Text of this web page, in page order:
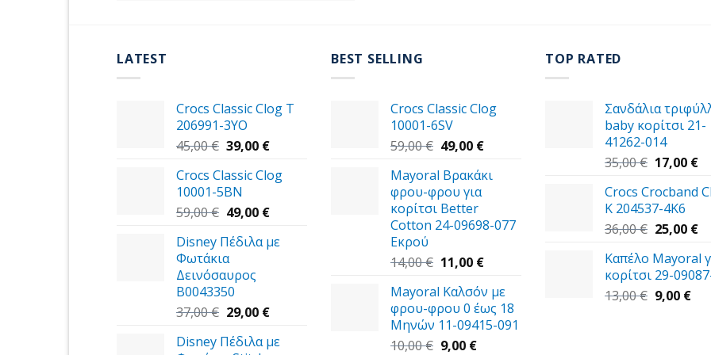
LATEST
Crocs Classic Clog T
206991-3YΟ
45,00€ Original
was:
45,00 €.
39,00 €Η
τιμή
39,00 €.
Crocs Classic Clog
10001-5BN
59,00€ Original
was:
59,00 €.
49,00 €Η
τιμή
Disney Πέδιλα με
Φωτάκια
Δεινόσαυρος
B0043350
37,00€ Original
was:
29,00 €Η
τιμή
Disney Πέδιλα με
BEST SELLING
Crocs Classic Clog
10001-6SV
59,00€ Original
was:
59,00 €.
49,00 €Η
τιμή
Mayoral Βρακάκι
φρου-φρου για
κορίτσι Better
Cotton 24-09698-077
Εκρού
14,00€ Original
was:
14,00 €.
11,00 €Η
τιμή
είναι:
11,00 €.
Mayoral Καλσόν με
φρου-φρου 0 έως 18
Μηνών 11-09415-091
10,00€ Original
9,00 €Η
TOP RATED
Σανδάλια
baby κορίτσι 21-
41262-014
35,00€ Original
was:
35,00 €.
17,00 €Η
Crocs Crocband
K 204537-4K6
36,00€ Original
was:
36,00 €.
25,00 €Η
Καπέλο Mayoral
κορίτσι 29-
13,00€ Original
9,00 €Η